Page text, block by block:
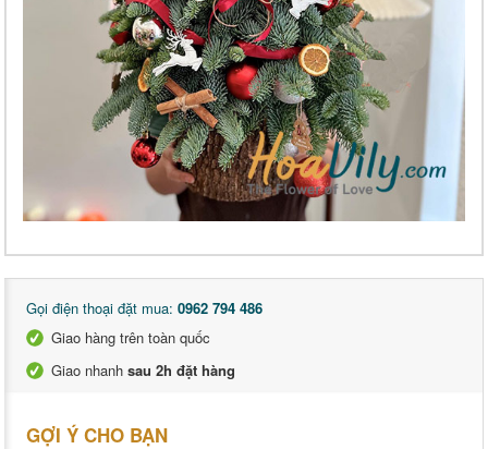
Gọi điện thoại đặt mua: 0962 794 486
Giao hàng trên toàn quốc
Giao nhanh sau 2h đặt hàng
GỢI Ý CHO BẠN